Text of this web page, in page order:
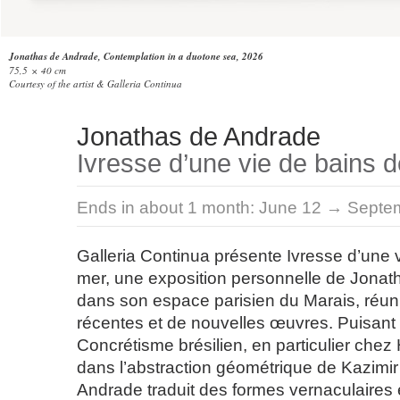
Jonathas de Andrade, Contemplation in a duotone sea, 2026
75,5 × 40 cm
Courtesy of the artist & Galleria Continua
Jonathas de Andrade
Ivresse d’une vie de bains
Ends in about 1 month: June 12 →
Galleria Continua présente Ivresse d’une
mer, une exposition personnelle de
dans son espace parisien du Marais,
récentes et de nouvelles œuvres. Puisant
Concrétisme brésilien, en particulier chez
dans l’abstraction géométrique de
Andrade traduit des formes vernaculaires